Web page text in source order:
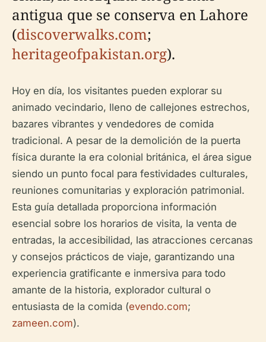
antigua que se conserva en Lahore
(discoverwalks.com;
heritageofpakistan.org).
Hoy en día, los visitantes pueden explorar su
animado vecindario, lleno de callejones estrechos,
bazares vibrantes y vendedores de comida
tradicional. A pesar de la demolición de la puerta
física durante la era colonial británica, el área sigue
siendo un punto focal para festividades culturales,
reuniones comunitarias y exploración patrimonial.
Esta guía detallada proporciona información
esencial sobre los horarios de visita, la venta de
entradas, la accesibilidad, las atracciones cercanas
y consejos prácticos de viaje, garantizando una
experiencia gratificante e inmersiva para todo
amante de la historia, explorador cultural o
entusiasta de la comida (evendo.com;
zameen.com).